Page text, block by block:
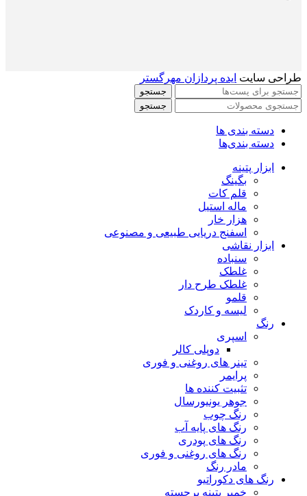
طراحی سایت ایده پردازان مهرگستر
جستجو
جستجو
دسته بندی ها
دسته بندی‌ها
ابزار پتینه
بگینگ
قلم کات
ماله استیل
هزار خار
اسفنج دریایی طبیعی و مصنوعی
ابزار نقاشی
سنباده
غلطک
غلطک طرح دار
قلمو
لیسه و کاردک
رنگ
اسپری
دوپلی کالر
تینر های روغنی و فوری
پرایمر
تثبیت کننده ها
جوهر یونیورسال
رنگ چوب
رنگ‌ های پایه آب
رنگ های پودری
رنگ‌ های روغنی و فوری
مادر رنگ
رنگ های دکوراتیو
خمیر پتینه برجسته